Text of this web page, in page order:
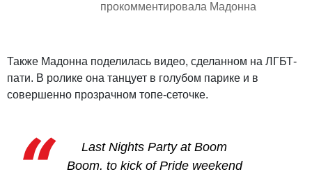
прокомментировала Мадонна
Также Мадонна поделилась видео, сделанном на ЛГБТ-
пати. В ролике она танцует в голубом парике и в
совершенно прозрачном топе-сеточке.
Last Nights Party at Boom
Boom. to kick of Pride weekend